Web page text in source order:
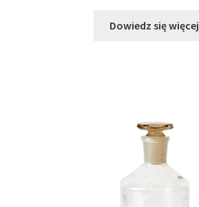
Dowiedz się więcej